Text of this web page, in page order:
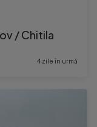
/ Chitila
4 zile în urmă